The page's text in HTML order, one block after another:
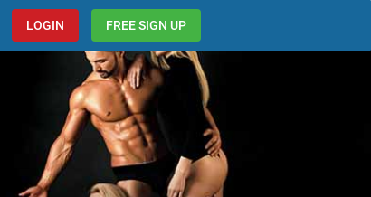
LOGIN FREE SIGN UP